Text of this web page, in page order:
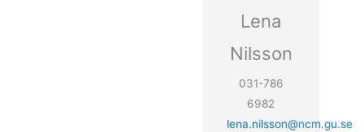
Lena
Nilsson
031-786
6982
lena.nilsson@ncm.gu.se